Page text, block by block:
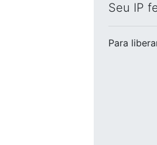
Seu IP
Para